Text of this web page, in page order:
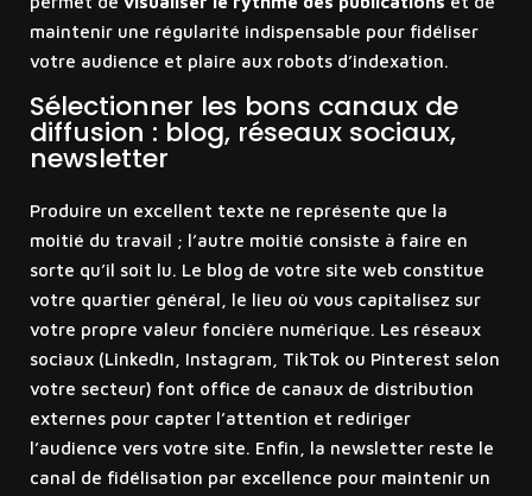
maintenir une régularité indispensable pour fidéliser
votre audience et plaire aux robots d’indexation.
Sélectionner les bons canaux de
diffusion : blog, réseaux sociaux,
newsletter
Produire un excellent texte ne représente que la
moitié du travail ; l’autre moitié consiste à faire en
sorte qu’il soit lu. Le blog de votre site web constitue
votre quartier général, le lieu où vous capitalisez sur
votre propre valeur foncière numérique. Les réseaux
sociaux (LinkedIn, Instagram, TikTok ou Pinterest selon
votre secteur) font office de canaux de distribution
externes pour capter l’attention et rediriger
l’audience vers votre site. Enfin, la newsletter reste le
canal de fidélisation par excellence pour maintenir un